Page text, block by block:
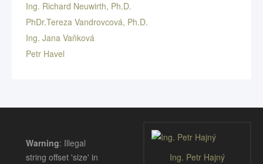
Ing. Richard Neuwirth, Ph.D.
PhDr.Tereza Vandrovcová, Ph.D.
Ing. Jana Vaňková
Petr Havel
Warning: Illegal
string offset 'size' in
Ing. Petr Hajný